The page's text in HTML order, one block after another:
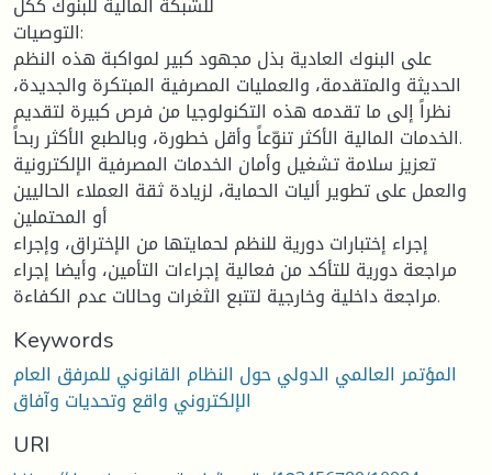
التوصيات:
على البنوك العادية بذل مجهود كبير لمواكبة هذه النظم
الحديثة والمتقدمة، والعمليات المصرفية المبتكرة والجديدة،
نظراً إلى ما تقدمه هذه التكنولوجيا من فرص كبيرة لتقديم
الخدمات المالية الأكثر تنوّعاً وأقل خطورة، وبالطبع الأكثر ربحاً.
تعزيز سلامة تشغيل وأمان الخدمات المصرفية الإلكترونية
والعمل على تطوير أليات الحماية، لزيادة ثقة العملاء الحاليين
أو المحتملين
إجراء إختبارات دورية للنظم لحمايتها من الإختراق، وإجراء
مراجعة دورية للتأكد من فعالية إجراءات التأمين، وأيضا إجراء
مراجعة داخلية وخارجية لتتبع الثغرات وحالات عدم الكفاءة.
Keywords
المؤتمر العالمي الدولي حول النظام القانوني للمرفق العام
الإلكتروني واقع وتحديات وآفاق
URI